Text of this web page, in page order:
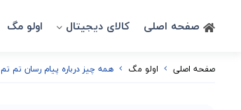
صفحه اصلی کالای دیجیتال اولو مگ
صفحه اصلی اولو مگ همه چیز درباره پیام رسان تم تم